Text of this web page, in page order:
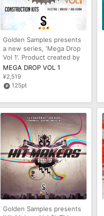
Golden Samples presents
a new series, ‘Mega Drop
Vol 1’. Product created by
Hollywood, talented musi
MEGA DROP VOL 1
¥2,519
125pt
Golden Samples presents